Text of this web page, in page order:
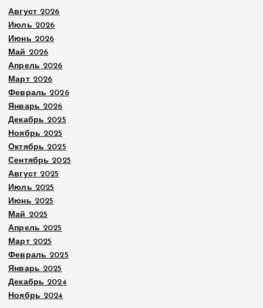
Август 2026
Июль 2026
Июнь 2026
Май 2026
Апрель 2026
Март 2026
Февраль 2026
Январь 2026
Декабрь 2025
Ноябрь 2025
Октябрь 2025
Сентябрь 2025
Август 2025
Июль 2025
Июнь 2025
Май 2025
Апрель 2025
Март 2025
Февраль 2025
Январь 2025
Декабрь 2024
Ноябрь 2024